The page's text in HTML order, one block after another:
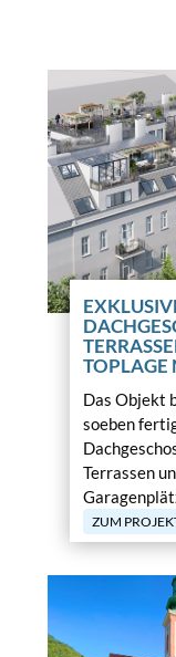
TOPLAGE
Das Objekt
soeben
Terrassen
ZUM